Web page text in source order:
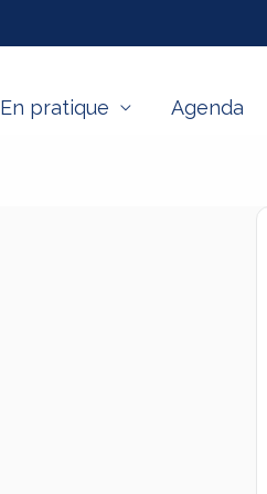
En pratique Agenda